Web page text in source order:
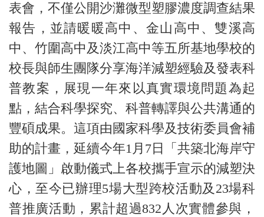
表會，不僅公開沙灘微型塑膠濃度調查結果
報告，並請暖暖高中、金山高中、雙溪高
中、竹圍高中及淡江高中等五所基地學校的
校長與師生團隊分享海洋減塑經驗及發表科
普教案，展現一年來以真實環境問題為起
點，結合科學探究、科普轉譯與公共溝通的
豐碩成果。這項由國家科學及技術委員會補
助的計畫，延續今年1月7日「共築北海岸守
護地圖」啟動儀式上各校攜手宣示的減塑決
心，至今已辦理5場大型跨校活動及23場科
普推廣活動，累計超過832人次實體參與，